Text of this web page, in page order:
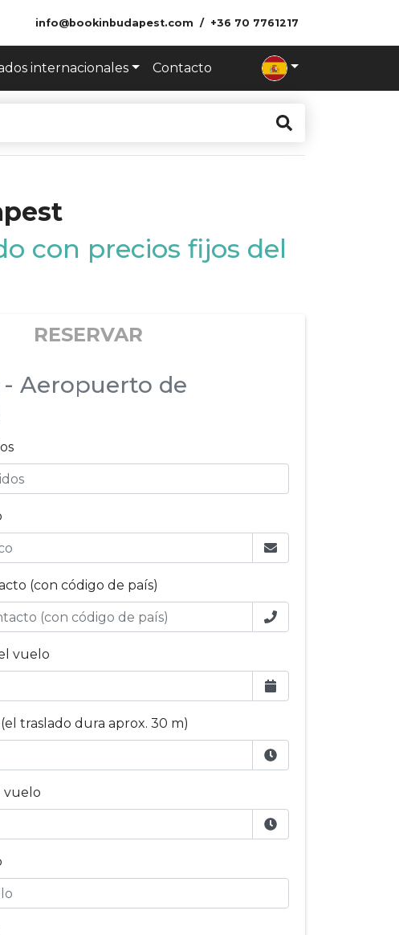
info@bookinbudapest.com +36 70 7761217
internacionales Contacto
con precios fijos del
RESERVAR
Aeropuerto de
(con código de país)
vuelo
traslado dura aprox. 30 m)
vuelo